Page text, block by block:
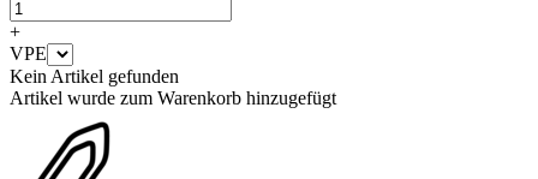
+
VPE
Kein Artikel gefunden
Artikel wurde zum Warenkorb hinzugefügt